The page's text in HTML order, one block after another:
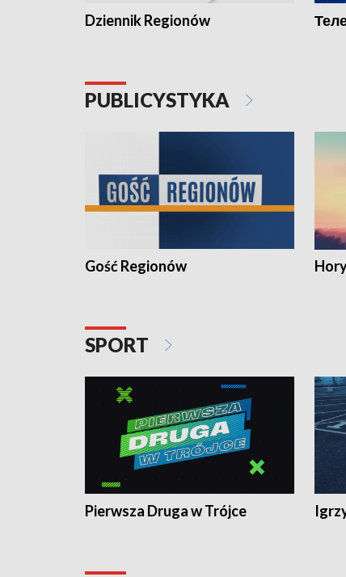
Dziennik Regionów
PUBLICYSTYKA
Gość Regionów
SPORT
Pierwsza Druga w Trójce